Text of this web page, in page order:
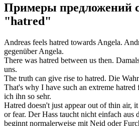
Примеры предложений
"hatred"
Andreas feels hatred towards Angela.
gegenüber Angela.
There was hatred between us then.
uns.
The truth can give rise to hatred. Die
That's why I have such an extreme hatred
ich ihn so sehr.
Hatred doesn't just appear out of thin air,
or fear. DerHass taucht nicht einfach aus
beginnt normalerweise mit Neid oder